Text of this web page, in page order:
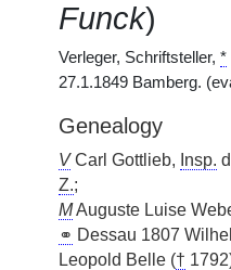
Funck)
Verleger, Schriftsteller, *
27.1.1849 Bamberg.
Genealogy
VCarl Gottlieb, Insp.
Z.;
MAuguste Luise
⚭ Dessau 1807
Leopold Belle (†